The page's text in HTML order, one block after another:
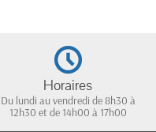
Horaires
Du lundi au vendredi de 8h30 à
12h30 et de 14h00 à 17h00